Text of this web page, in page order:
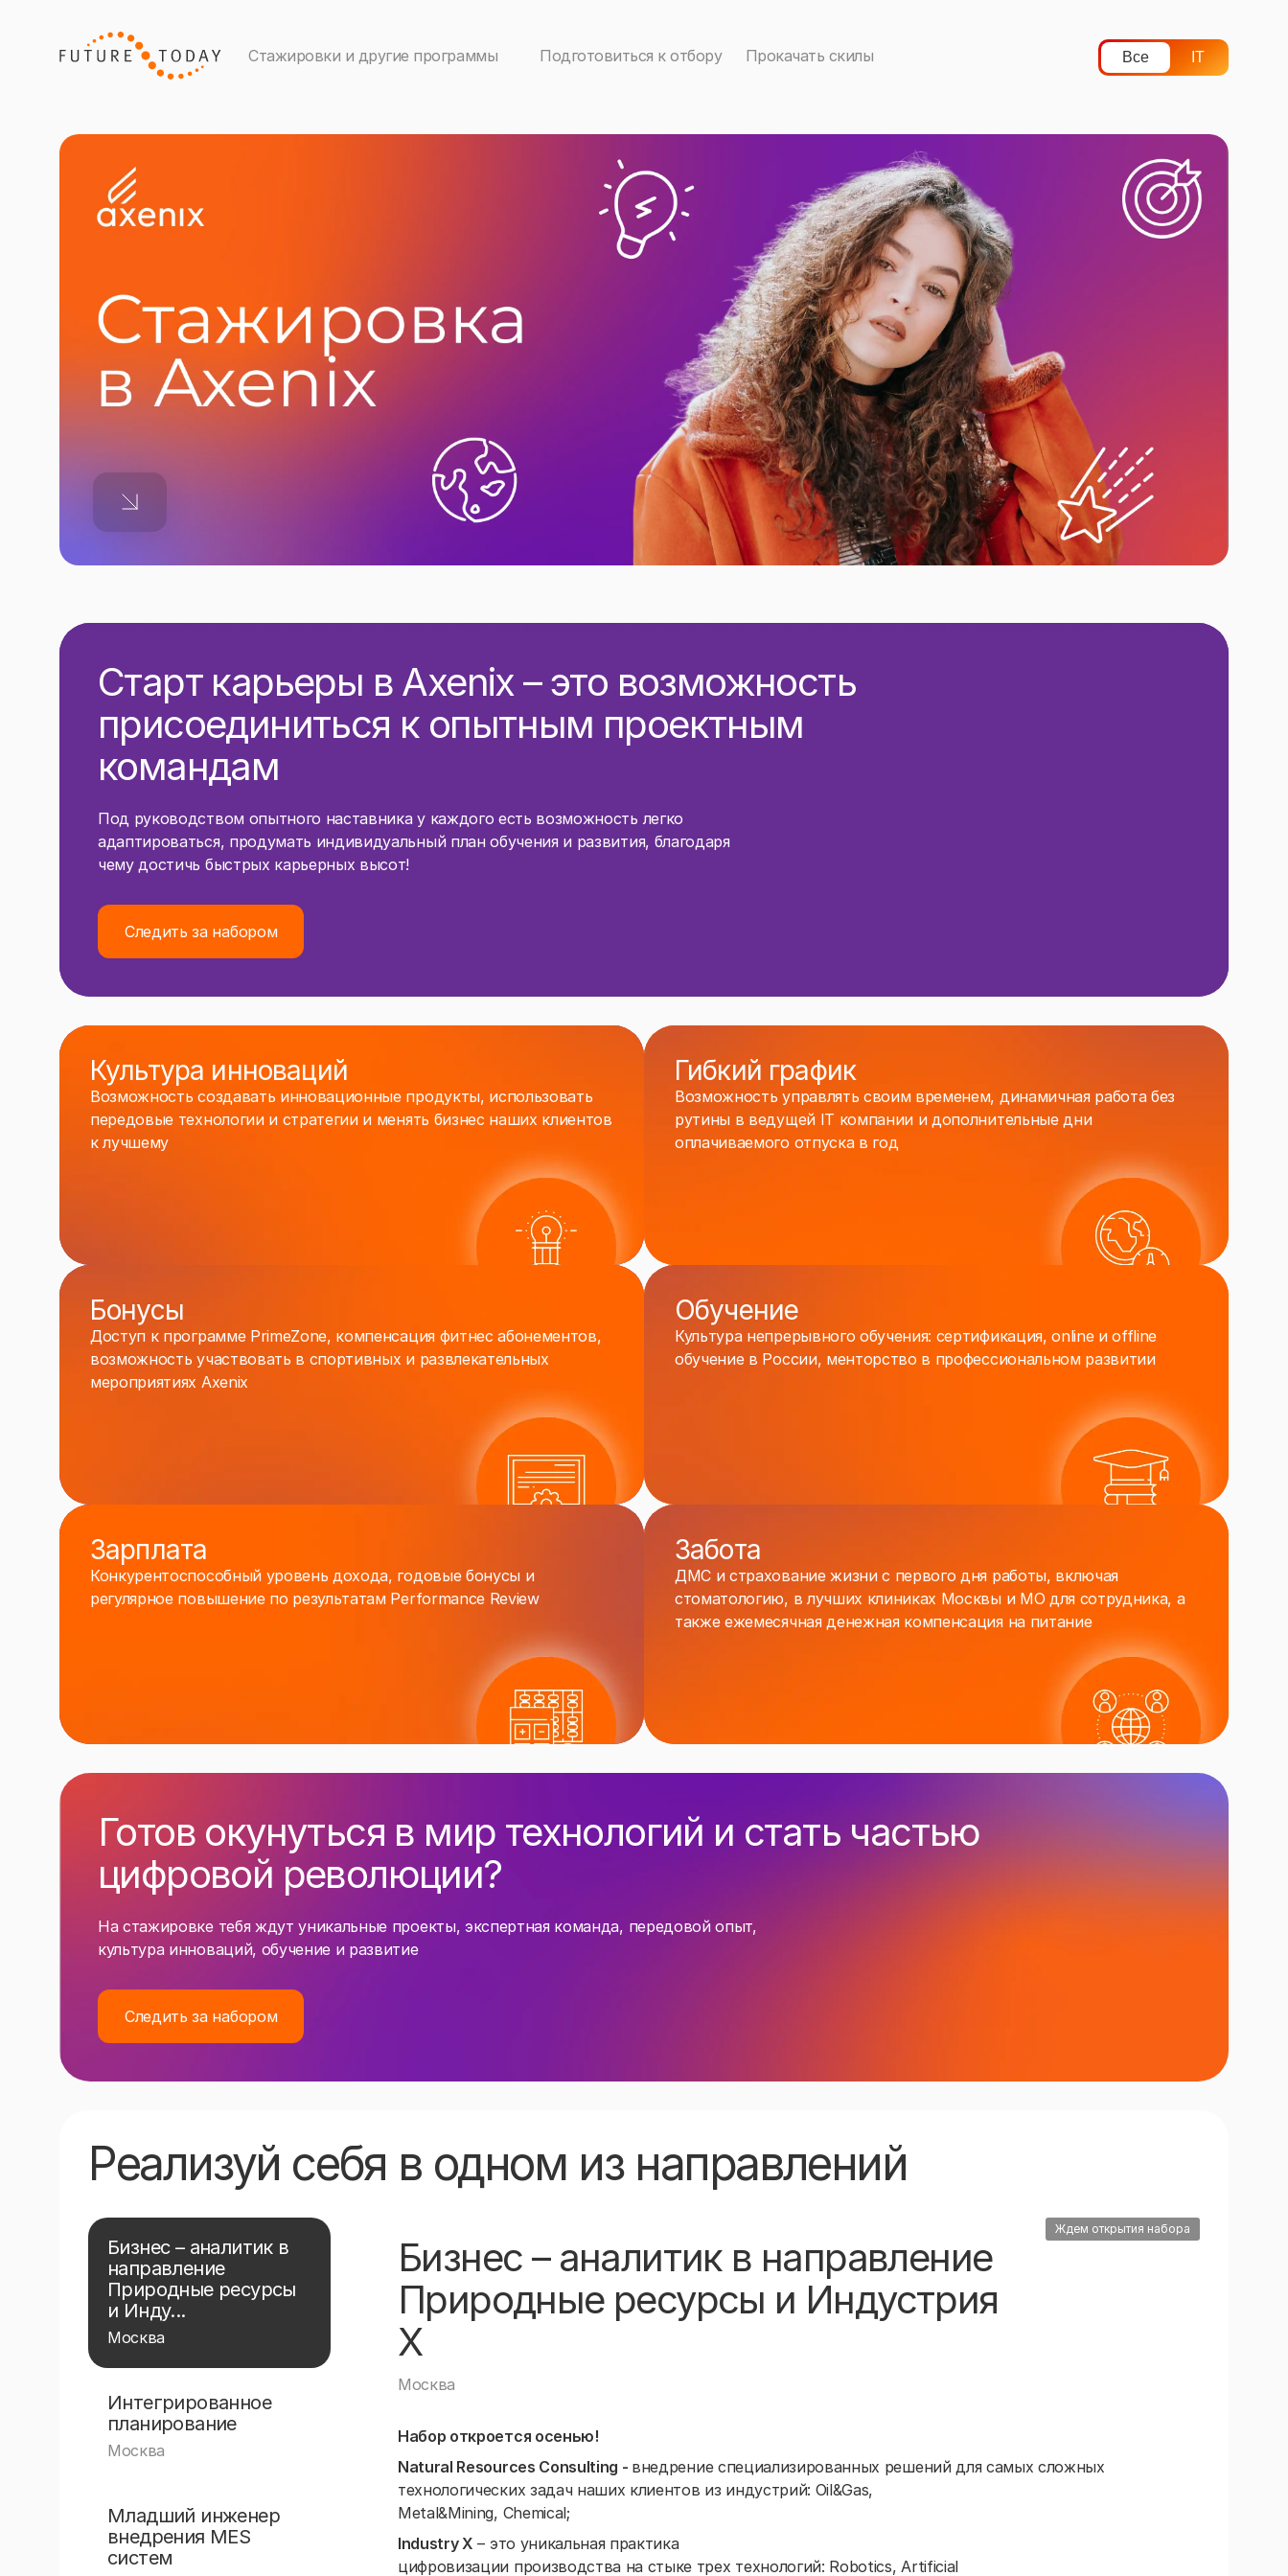
Стажировки и другие программы Подготовиться к отбору Прокачать скилы Все IT
Старт карьеры в Axenix – это возможность
присоединиться к опытным проектным
командам
Под руководством опытного наставника у каждого есть возможность легко
адаптироваться, продумать индивидуальный план обучения и развития, благодаря
чему достичь быстрых карьерных высот!
Следить за набором
Культура инноваций
Возможность создавать инновационные продукты, использовать
передовые технологии и стратегии и менять бизнес наших клиентов
к лучшему
Гибкий график
Возможность управлять своим временем, динамичная работа без
рутины в ведущей IT компании и дополнительные дни
оплачиваемого отпуска в год
Бонусы
Доступ к программе PrimeZonе, компенсация фитнес абонементов,
возможность участвовать в спортивных и развлекательных
мероприятиях Axenix
Обучение
Культура непрерывного обучения: сертификация, online и offline
обучение в России, менторство в профессиональном развитии
Зарплата
Конкурентоспособный уровень дохода, годовые бонусы и
регулярное повышение по результатам Performance Review
Забота
ДМС и страхование жизни с первого дня работы, включая
стоматологию, в лучших клиниках Москвы и МО для cотрудника, а
также ежемесячная денежная компенсация на питание
Готов окунуться в мир технологий и стать частью
цифровой революции?
На стажировке тебя ждут уникальные проекты, экспертная команда, передовой опыт,
культура инноваций, обучение и развитие
Следить за набором
Реализуй себя в одном из направлений
Ждем открытия набора
Бизнес – аналитик в
направление
Природные ресурсы
и Инду...
Москва
Интегрированное
планирование
Москва
Младший инженер
внедрения MES
систем
Бизнес – аналитик в направление
Природные ресурсы и Индустрия
X
Москва
Набор откроется осенью!
Natural Resources Consulting - внедрение специализированных решений для самых сложных
технологических задач наших клиентов из индустрий: Oil&Gas,
Metal&Mining, Chemical;
Industry X – это уникальная практика
цифровизации производства на стыке трех технологий: Robotics, Artificial